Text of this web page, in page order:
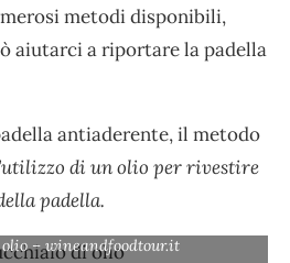
metodi disponibili,
aiutarci a riportare la padella
antiaderente, il metodo
di un olio per rivestire
padella.
– wineandfoodtour.it